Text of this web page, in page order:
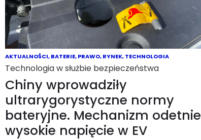
AKTUALNOŚCI,BATERIE,PRAWO,RYNEK,TECHNOLOGIA
Technologia w służbie bezpieczeństwa
Chiny wprowadziły
ultrarygorystyczne normy
bateryjne. Mechanizm odetnie
wysokie napięcie w EV